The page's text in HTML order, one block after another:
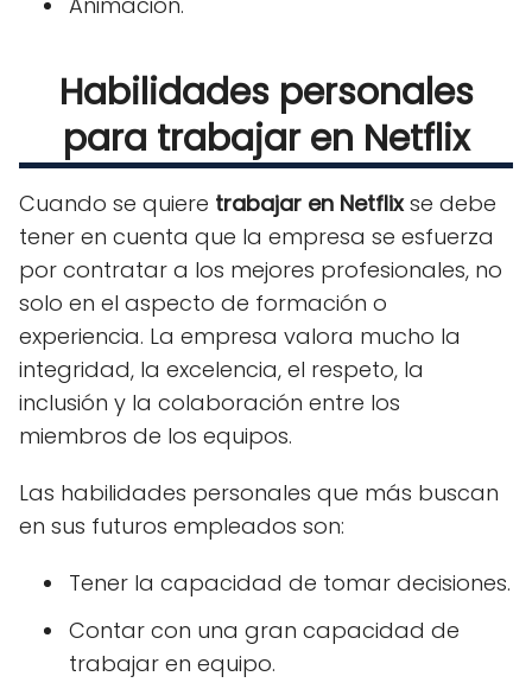
Habilidades personales
para trabajar en Netflix
Cuando se quiere trabajar en Netflixse debe
tener en cuenta que la empresa se esfuerza
por contratar a los mejores profesionales, no
solo en el aspecto de formación o
experiencia. La empresa valora mucho la
integridad, la excelencia, el respeto, la
inclusión y la colaboración entre los
miembros de los equipos.
Las habilidades personales que más buscan
en sus futuros empleados son:
Tener la capacidad de tomar decisiones.
Contar con una gran capacidad de
trabajar en equipo.